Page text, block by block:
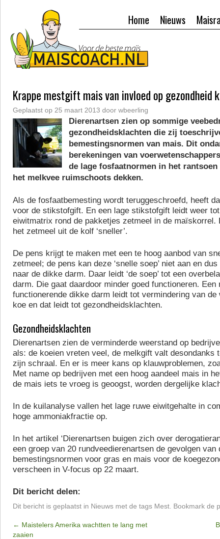
Nieuws
Home
Krappe mestgift mais van invloed op gezondheid
Geplaatst op 25 maart 2013 door wbeerling
Dierenartsen zien op sommige
gezondheidsklachten die zij
bemestingsnormen van mais. Dit
berekeningen van
de lage fosfaatnormen in het rantsoen
het melkvee ruimschoots dekken.
Als de fosfaatbemesting wordt teruggeschroefd, heeft
voor de stikstofgift. En een lage stikstofgift leidt weer
eiwitmatrix rond de pakketjes zetmeel in de maïskorrel.
het zetmeel uit de kolf ‘sneller’.
De pens krijgt te maken met een te hoog aanbod van
zetmeel; de pens kan deze ‘snelle soep’ niet aan en
naar de dikke darm. Daar leidt ‘de soep’ tot een
darm. Die gaat daardoor minder goed functioneren. Een
functionerende dikke darm leidt tot vermindering van de
koe en dat leidt tot gezondheidsklachten.
Gezondheidsklachten
Dierenartsen zien de verminderde weerstand op
als: de koeien vreten veel, de melkgift valt desondanks
zijn schraal. En er is meer kans op klauwproblemen,
Met name op bedrijven met een hoog aandeel mais in
de mais iets te vroeg is geoogst, worden dergelijke
In de kuilanalyse vallen het lage ruwe eiwitgehalte in
hoge ammoniakfractie op.
In het artikel ‘Dierenartsen buigen zich over
een groep van 20 rundveedierenartsen de gevolgen van
bemestingsnormen voor gras en mais voor de
verscheen in V-focus op 22 maart.
Dit bericht delen:
Dit bericht is geplaatst in Nieuws met de tags Mest . Bookmark de
← Maistelers Amerika wachtten te lang met
zaaien